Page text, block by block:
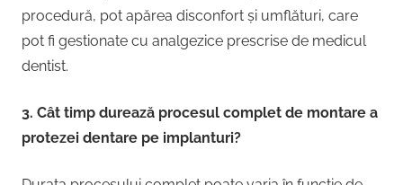
procedură, pot apărea disconfort și umflături, care
pot fi gestionate cu analgezice prescrise de medicul
dentist.
3. Cât timp durează procesul complet de montare a
protezei dentare pe implanturi?